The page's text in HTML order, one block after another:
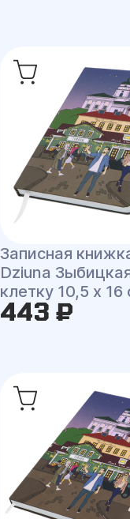
Записная
Dziuna
клетку 10,5 x 16
443 ₽